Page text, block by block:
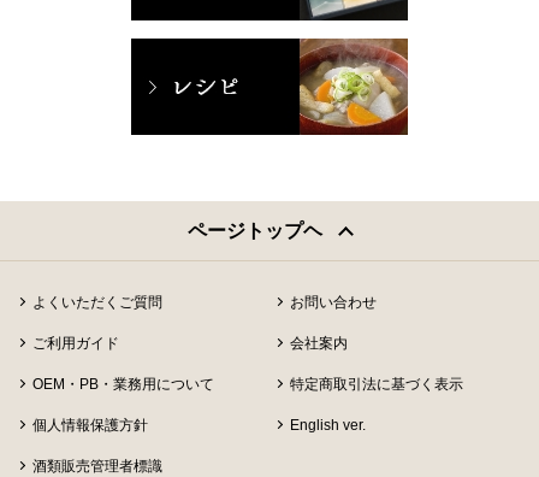
ページトップヘ
よくいただくご質問 お問い合わせ
ご利用ガイド 会社案内
OEM・PB・業務用について 特定商取引法に基づく表示
個人情報保護方針 English ver.
酒類販売管理者標識